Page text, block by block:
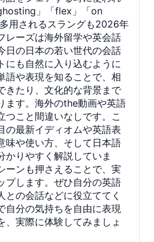
」「flex」「on
用されるスラングも2026年
レーズは海外留学や英会話
日の日本の若い世代の会話
にも自然に入り込むように
語や表現を知ることで、相
きたり、文化的な背景まで
ます。海外のthe動画や英語
つこと間違いなしです。こ
の最新イディオムや英語表
味や使い方、そして日本語
かりやすく解説していま
ーンも押さえることで、実
プします。ぜひ自分の英語
との会話などに役立ててく
自分の気持ちを自由に表現
、実際に体験してみましょ